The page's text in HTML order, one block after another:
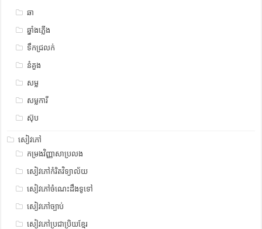
ឆា
ឆ្នាំងភ្លើង
ទឹកជ្រលក់
នំគួង
សម្ល
សម្លការី
ស៊ុប
សៀវភៅ
កម្រងវិញ្ញាសាប្រលង
សៀវភៅកំរិតវិទ្យាល័យ
សៀវភៅចំណេះដឹងទូទៅ
សៀវភៅច្បាប់
សៀវភៅប្រជាប្រិយខ្មែរ